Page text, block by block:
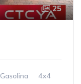
25
Gasolina 4x4